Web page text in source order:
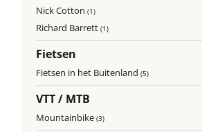
Nick Cotton(1)
Richard Barrett(1)
Fietsen
Fietsen in het Buitenland(5)
VTT / MTB
Mountainbike(3)